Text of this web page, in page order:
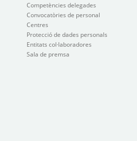
Competències delegades
Convocatòries de personal
Centres
Protecció de dades personals
Entitats col·laboradores
Sala de premsa